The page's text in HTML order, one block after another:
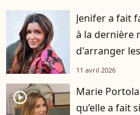
Jenifer a fait
à la dernière
d'arranger
11 avril 2026
player2
Marie
qu’elle a fait